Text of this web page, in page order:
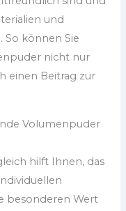
und
können Sie
nicht nur
einen Beitrag zur
Volumenpuder
hilft Ihnen, das
besonderen Wert